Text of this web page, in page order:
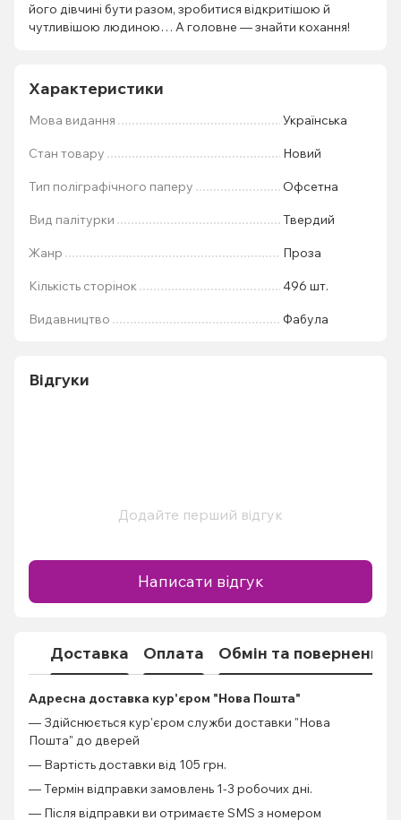
його дівчині бути разом, зробитися відкритішою й
чутливішою людиною… А головне — знайти кохання!
Характеристики
Мова видання Українська
Стан товару Новий
Тип поліграфічного паперу Офсетна
Вид палітурки Твердий
Жанр Проза
Кількість сторінок 496 шт.
Видавництво Фабула
Відгуки
Додайте перший відгук
Написати відгук
Доставка Оплата Обмін та повернення
Адресна доставка кур'єром "Нова Пошта"
— Здійснюється кур'єром служби доставки "Нова
Пошта" до дверей
— Вартість доставки від 105 грн.
— Термін відправки замовлень 1-3 робочих дні.
— Після відправки ви отримаєте SMS з номером